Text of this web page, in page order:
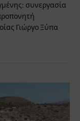
συνεργασία
Γιώργο Ξύπα